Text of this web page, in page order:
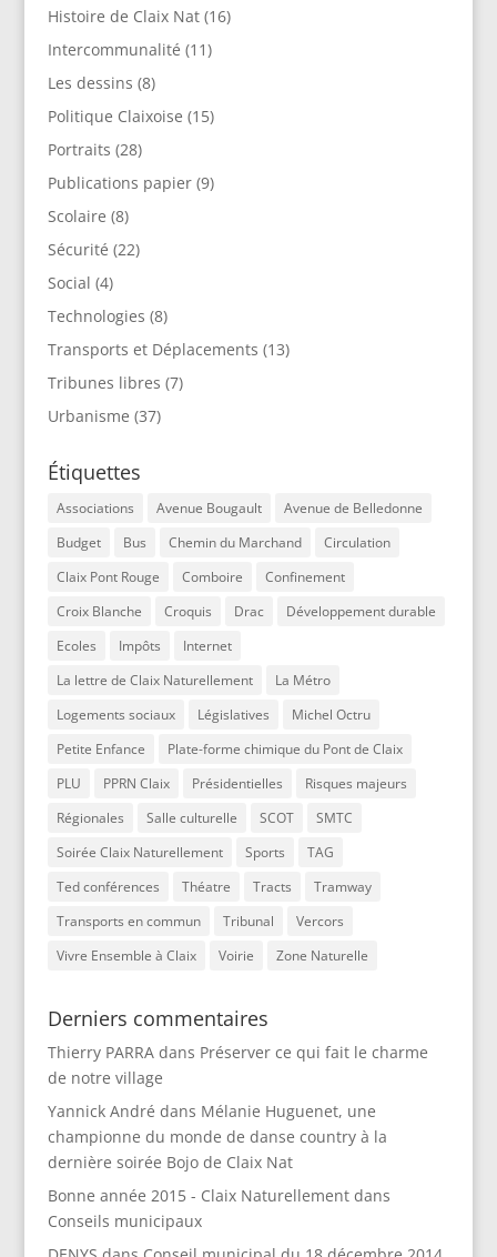
Histoire de Claix Nat(16)
Intercommunalité (11)
Les dessins (8)
Politique Claixoise (15)
Portraits (28)
Publications papier(9)
Scolaire (8)
Sécurité (22)
Social (4)
Technologies (8)
Transports et Déplacements (13)
Tribunes libres (7)
Urbanisme (37)
Étiquettes
Associations Avenue Bougault
Avenue de Belledonne
Budget
Bus Chemin du Marchand
Circulation
Claix Pont Rouge
Comboire
Confinement
Croix Blanche
Croquis Drac
Développement durable
Ecoles
Impôts
Internet
La lettre de Claix Naturellement
La Métro
Logements sociaux
Législatives
Michel Octru
Petite Enfance
Plate-forme chimique du Pont de Claix
PLU
PPRN Claix Présidentielles
Risques majeurs
Régionales
Salle culturelle SCOT
SMTC
Soirée Claix Naturellement
Sports
TAG
Ted conférences
Théatre Tracts
Tramway
Transports en commun
Tribunal
Vercors
Vivre Ensemble à Claix
Voirie Zone Naturelle
Derniers commentaires
Thierry PARRAdans Préserver ce qui fait le charme
de notre village
Yannick André dans Mélanie Huguenet, une
championne du monde de danse country à la
dernière soirée Bojo de Claix Nat
Bonne année 2015 - Claix Naturellementdans
Conseils municipaux